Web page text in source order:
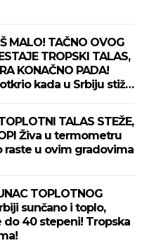
MALO! TAČNO OVOG
TROPSKI TALAS,
KONAČNO PADA!
kada u Srbiju stiže
TALAS STEŽE,
Živa u termometru
raste u ovim gradovima
TOPLOTNOG
sunčano i toplo,
40 stepeni! Tropska